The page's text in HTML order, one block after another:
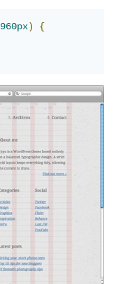
960px)
{